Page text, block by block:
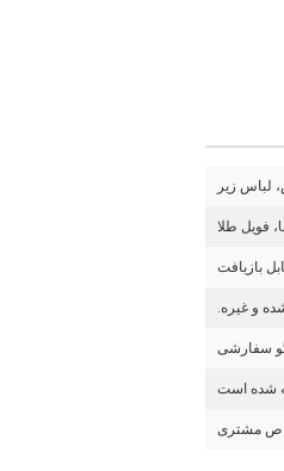
لباس زیر
بازیافت
و غیره.
سفارشی
شده است
مشتری